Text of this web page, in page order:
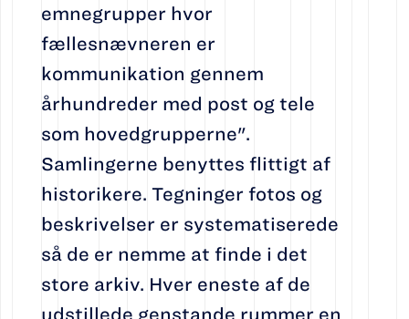
emnegrupper hvor
fællesnævneren er
kommunikation gennem
århundreder med post og tele
som hovedgrupperne".
Samlingerne benyttes flittigt af
historikere. Tegninger fotos og
beskrivelser er systematiserede
så de er nemme at finde i det
store arkiv. Hver eneste af de